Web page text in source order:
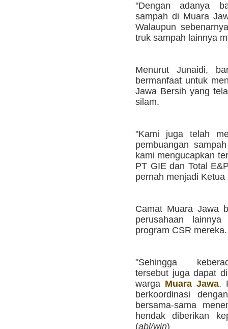
"Dengan adanya
sampah di Muara
Walaupun
truk sampah lainnya
Menurut Junaidi,
bermanfaat untuk
Jawa Bersih yang
silam.
"Kami juga telah
pembuangan
kami mengucapkan
PT GIE dan Total
pernah menjadi
Camat Muara Jawa
perusahaan
program CSR mereka.
"Sehingga
tersebut juga dapat
warga Muara Jawa.
berkoordinasi
bersama-sama
hendak diberikan
(abl/win)